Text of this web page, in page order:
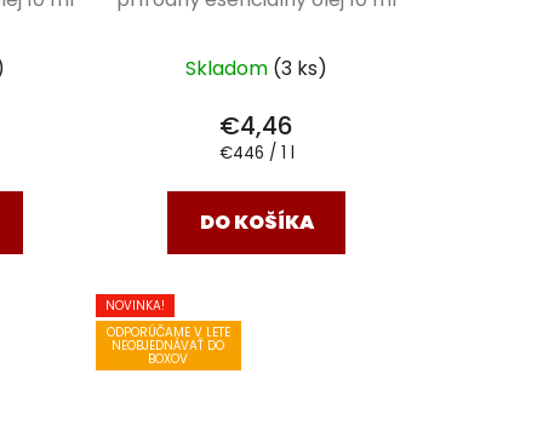
Skladom (3 ks)
€4,46
Jednotková
€446 / 1 l
DO KOŠÍKA
NOVINKA!
ODPORÚČAME V LETE
NEOBJEDNÁVAŤ DO
BOXOV